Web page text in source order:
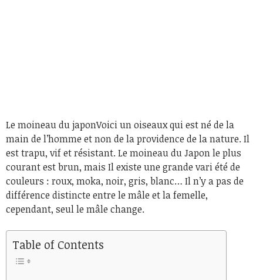
Le moineau du japonVoici un oiseaux qui est né de la
main de l’homme et non de la providence de la nature. Il
est trapu, vif et résistant. Le moineau du Japon le plus
courant est brun, mais Il existe une grande vari été de
couleurs : roux, moka, noir, gris, blanc… Il n’y a pas de
différence distincte entre le mâle et la femelle,
cependant, seul le mâle change.
Table of Contents